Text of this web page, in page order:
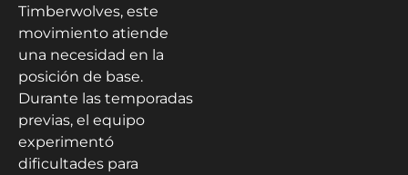
Timberwolves, este
movimiento atiende
una necesidad en la
posición de base.
Durante las temporadas
previas, el equipo
experimentó
dificultades para